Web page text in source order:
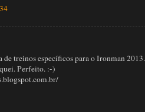
de treinos específicos para o Ironman
Perfeito. :-)